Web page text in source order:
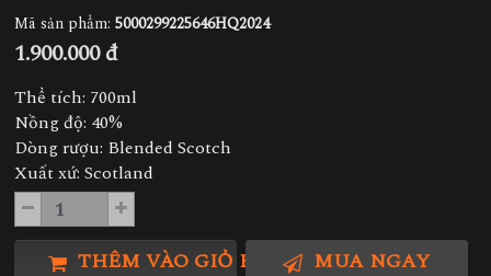
Mã sản phẩm: 5000299225646HQ2024
1.900.000 đ
Thể tích: 700ml
Nồng độ: 40%
Dòng rượu: Blended Scotch
Xuất xứ: Scotland
THÊM VÀO GIỎ HÀNG MUA NGAY